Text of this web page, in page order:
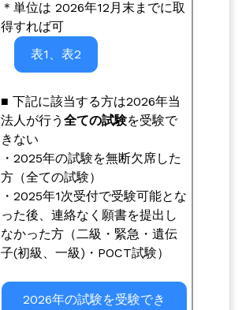
＊単位は 2026年12月末までに取
得すれば可
表1、表2
■ 下記に該当する方は2026年当
法人が行う 全ての試験を受験で
きない
・2025年の試験を無断欠席した
方（全ての試験）
・2025年1次受付で受験可能とな
った後、連絡なく願書を提出し
なかった方（二級・緊急・遺伝
子(初級、一級)・POCT試験）
2026年の試験を受験でき